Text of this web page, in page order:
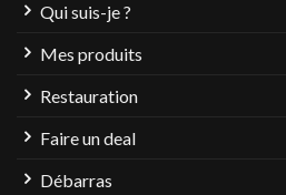
Qui suis-je ?
Mes produits
Restauration
Faire un deal
Débarras